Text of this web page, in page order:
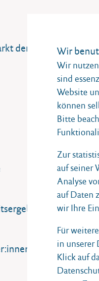
der Möglichkeiten
Wir
Wir
sind
Website
können
Bitte
Zur
auf seiner
Analyse
auf Daten
wir Ihre
Für
in unserer
Klick auf